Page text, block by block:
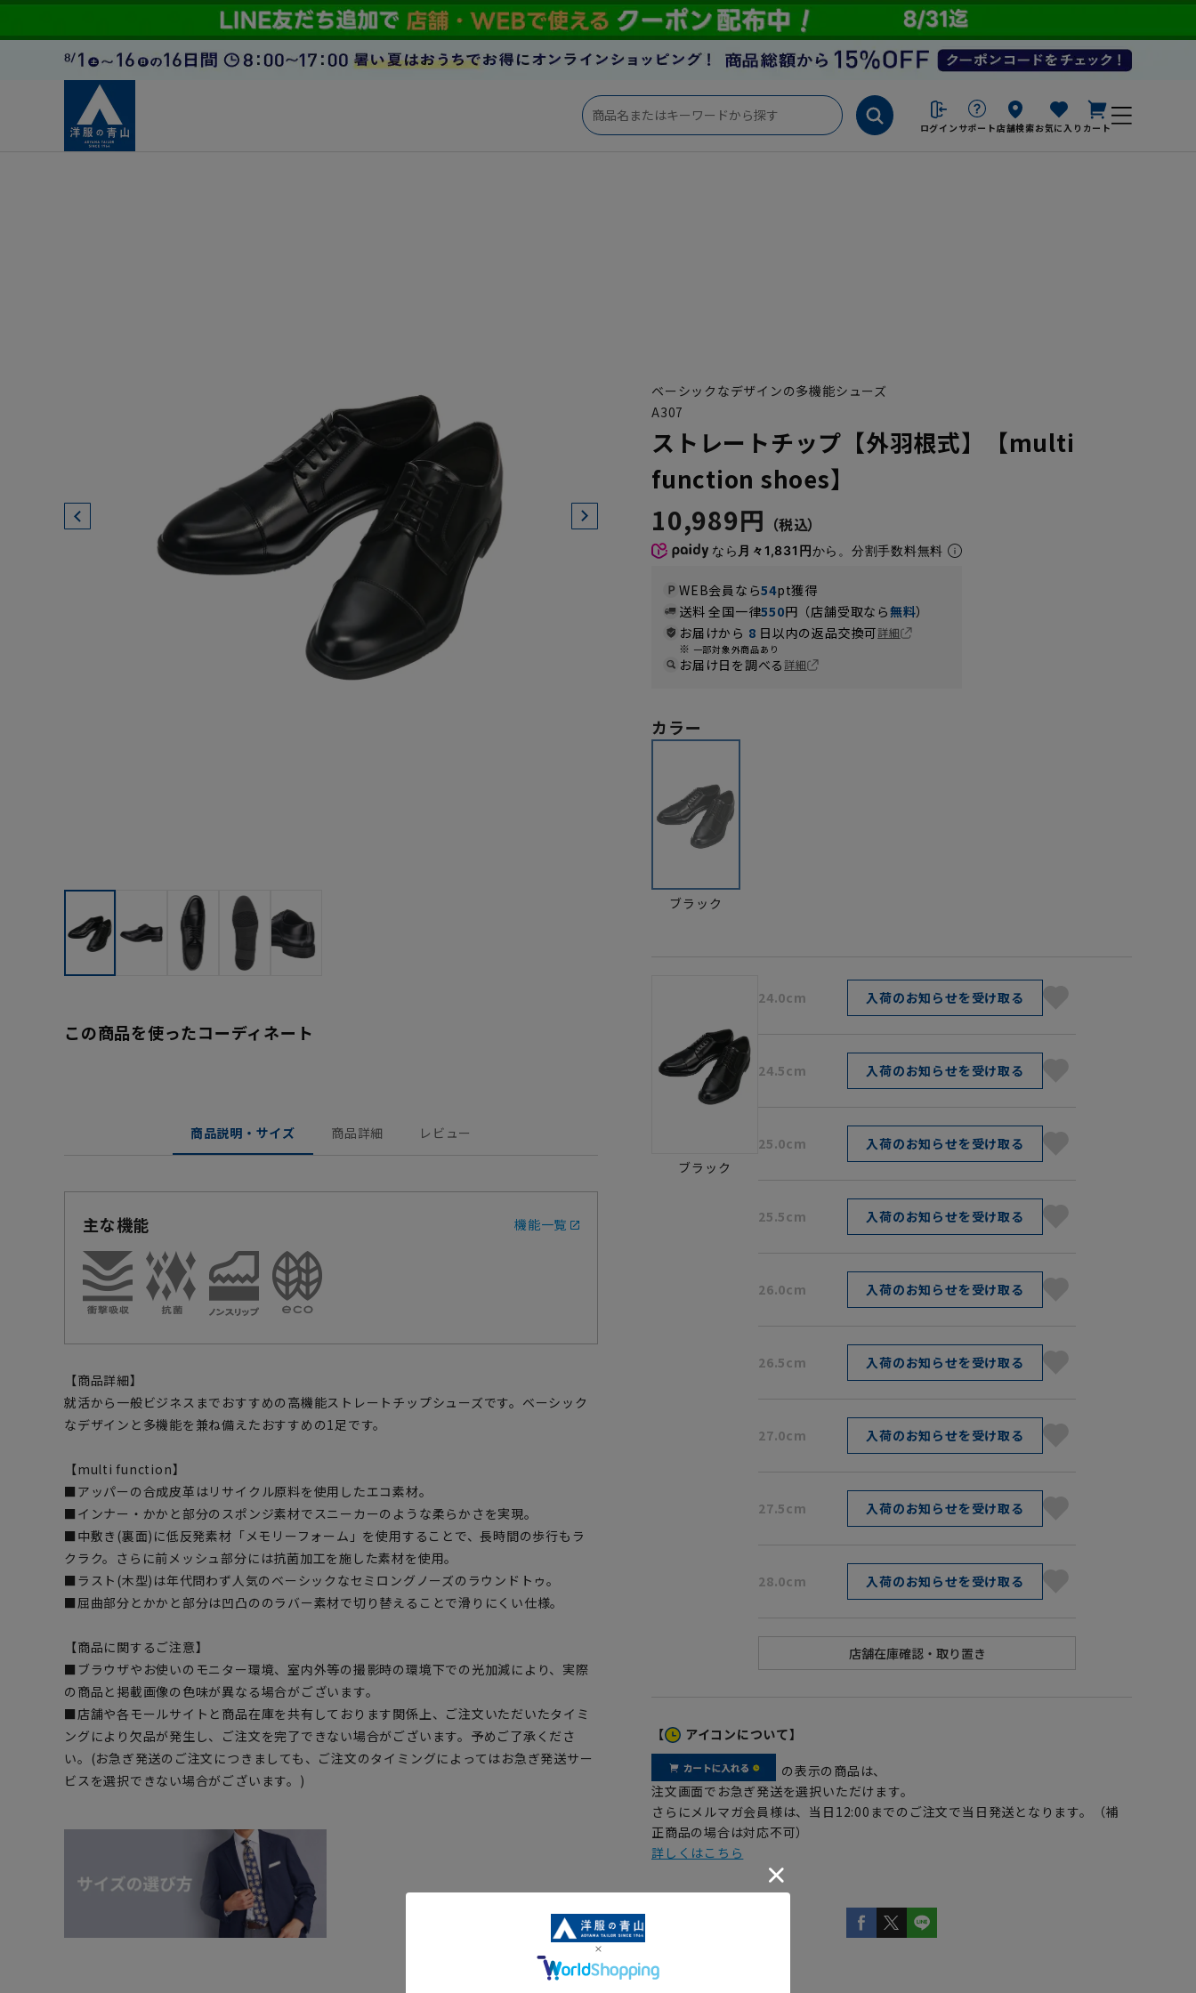
ログイン サポート店舗検索お気に入り カート
この商品を使ったコーディネート
商品説明・サイズ 商品詳細 レビュー
主な機能 機能一覧
【商品詳細】
就活から一般ビジネスまでおすすめの高機能ストレートチップシューズです。ベーシック
なデザインと多機能を兼ね備えたおすすめの1足です。
【multi function】
■アッパーの合成皮革はリサイクル原料を使用したエコ素材。
■インナー・かかと部分のスポンジ素材でスニーカーのような柔らかさを実現。
■中敷き(裏面)に低反発素材「メモリーフォーム」を使用することで、長時間の歩行もラ
クラク。さらに前メッシュ部分には抗菌加工を施した素材を使用。
■ラスト(木型)は年代問わず人気のベーシックなセミロングノーズのラウンドトゥ。
■屈曲部分とかかと部分は凹凸ののラバー素材で切り替えることで滑りにくい仕様。
【商品に関するご注意】
■ブラウザやお使いのモニター環境、室内外等の撮影時の環境下での光加減により、実際
の商品と掲載画像の色味が異なる場合がございます。
■店舗や各モールサイトと商品在庫を共有しております関係上、ご注文いただいたタイミ
ングにより欠品が発生し、ご注文を完了できない場合がございます。予めご了承くださ
い。(お急ぎ発送のご注文につきましても、ご注文のタイミングによってはお急ぎ発送サー
ビスを選択できない場合がございます。)
ベーシックなデザインの多機能シューズ
A307
ストレートチップ【外羽根式】【multi
function shoes】
10,989円
なら 月々1,831円から。分割手数料無料
WEB会員なら54pt獲得
送料 全国一律550円（店舗受取なら無料）
お届けから 8 日以内の返品交換可詳細
一部対象外商品あり
お届け日を調べる詳細
カラー
ブラック
ブラック
24.0cm 入荷のお知らせを受け取る
24.5cm 入荷のお知らせを受け取る
25.0cm 入荷のお知らせを受け取る
25.5cm 入荷のお知らせを受け取る
26.0cm 入荷のお知らせを受け取る
26.5cm 入荷のお知らせを受け取る
27.0cm 入荷のお知らせを受け取る
27.5cm 入荷のお知らせを受け取る
28.0cm 入荷のお知らせを受け取る
【 アイコンについて】
の表示の商品は、
注文画面でお急ぎ発送を選択いただけます。
さらにメルマガ会員様は、当日12:00までのご注文で当日発送となります。（補
正商品の場合は対応不可）
詳しくはこちら